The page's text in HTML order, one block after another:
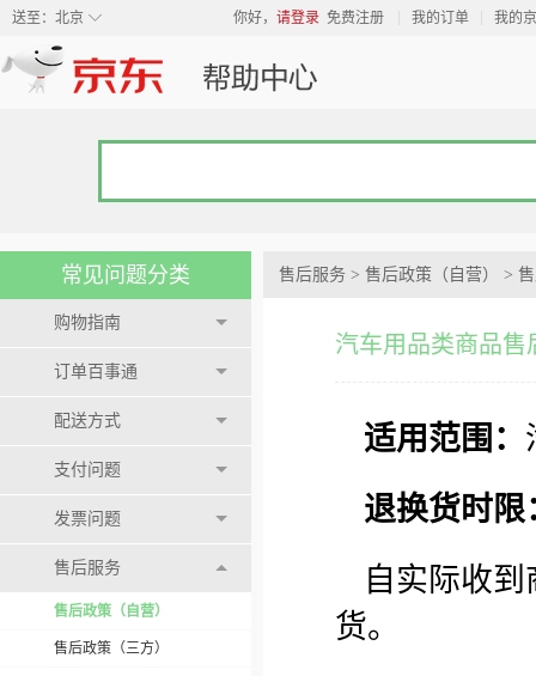
◇
送至： 北京 你好， 请登录 免费注册 我的订单 我的
常见问题分类
购物指南
订单百事通
配送方式
支付问题
发票问题
售后服务
售后政策（自营）
售后政策（三方）
售后服务 > 售后政策（自营） >
汽车用品类商品售
适用范围：
退换货时限
自实际收到
货。